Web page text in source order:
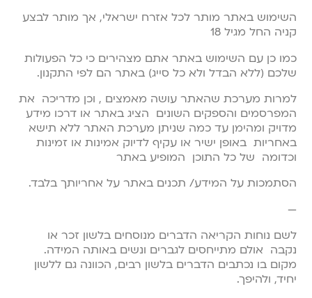
השימוש באתר מותר לכל אזרח ישראלי, אך מותר לבצע
קניה החל מגיל 18
כמו כן עם השימוש באתר אתם מצהירים כי כל הפעולות
שלכם (ללא הבדל ולא כל סייג) באתר הם לפי התקנון.
למרות מערכת שהאתר עושה מאמצים , וכן מדריכה את
המפרסמים והספקים השונים הציג באתר או דרכו מידע
מדויק ומהימן עד כמה שניתן מערכת האתר ללא תישא
באחריות באופן ישיר או עקיף לדיוק אמינות או זמינות
וכדומה של כל התוכן המופיע באתר
הסתמכות על המידע/ תכנים באתר על אחריותך בלבד.
—
לשם נוחות הקריאה הדברים מנוסחים בלשון זכר או
נקבה אולם מתייחסים לגברים ונשים באותה המידה.
מקום בו נכתבים הדברים בלשון רבים, הכוונה גם ללשון
יחיד, ולהיפך.